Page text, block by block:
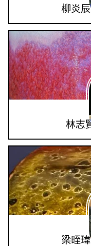
柳炎
林志
梁晊